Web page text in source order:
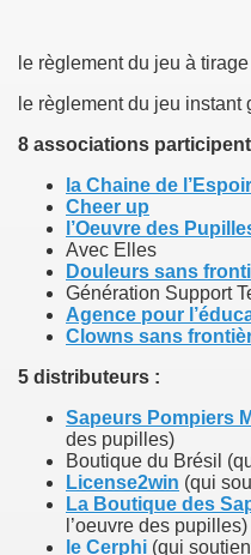
le règlement du jeu à
le règlement du jeu instant
8 associations
la Chaine de l’Espoir
Cheer up
l’Oeuvre des
Avec Elles
Douleurs sans
Génération Support
Agence pour
Clowns sans
5 distributeurs :
Sapeurs Pompiers
des pupilles)
Boutique du Brésil
License2win (qui
La Boutique des
l’oeuvre des pupilles)
le Cerphi (qui